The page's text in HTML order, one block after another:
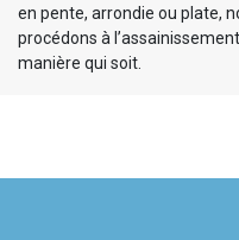
en pente, arrondie ou plate,
procédons à
manière qui soit.